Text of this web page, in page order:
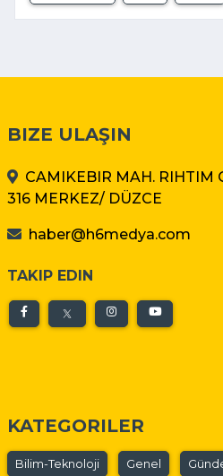
BIZE ULAŞIN
CAMIKEBIR MAH. RIHTIM
316 MERKEZ/ DÜZCE
haber@h6medya.com
TAKIP EDIN
KATEGORILER
Bilim-Teknoloji Genel